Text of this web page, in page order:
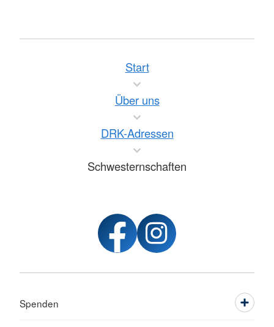
Start
Über uns
DRK-Adressen
Schwesternschaften
Spenden